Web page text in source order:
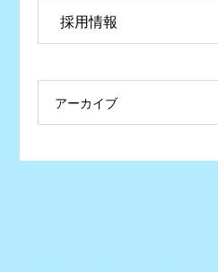
採用情報
アーカイブ